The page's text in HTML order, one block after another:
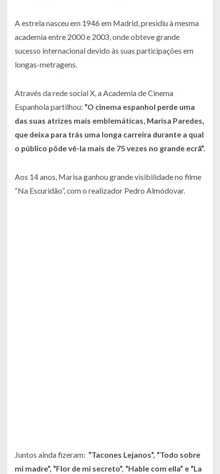
A estrela nasceu em 1946 em Madrid, presidiu à mesma
academia entre 2000 e 2003, onde obteve grande
sucesso internacional devido às suas participações em
longas-metragens.
Através da rede social X, a Academia de Cinema
Espanhola partilhou: “O cinema espanhol perde uma
das suas atrizes mais emblemáticas, Marisa Paredes,
que deixa para trás uma longa carreira durante a qual
o público pôde vê-la mais de 75 vezes no grande ecrã”.
Aos 14 anos, Marisa ganhou grande visibilidade no filme
“Na Escuridão”, com o realizador Pedro Almódovar.
Juntos ainda fizeram: “Tacones Lejanos”, “Todo sobre
mi madre”, “Flor de mi secreto”, “Hable com ella” e “La